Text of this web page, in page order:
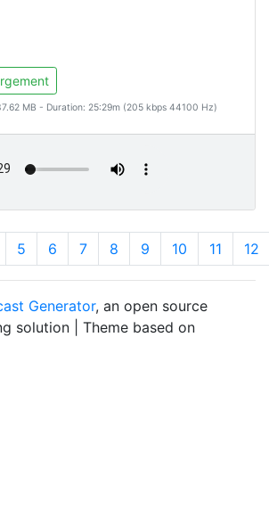
MB - Duration: 25:29m (205 kbps 44100 Hz)
5 6 7 8 9 10 11 12
Generator, an open source
solution | Theme based on